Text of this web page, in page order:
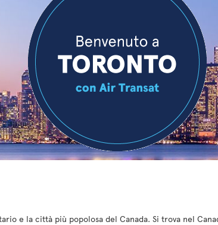
e la città più popolosa del Canada. Si trova nel